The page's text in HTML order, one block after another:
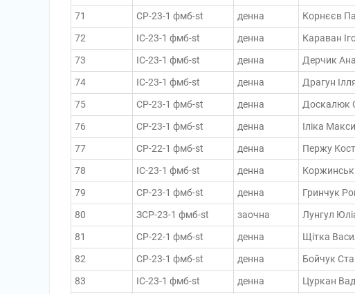
71
СР-23-1 фмб-st денна Корнєєв
72
ІС-23-1 фмб-st денна Караван
73
ІС-23-1 фмб-st денна Дерчик
74
ІС-23-1 фмб-st денна Драгун
75
СР-23-1 фмб-st денна Доскалюк
76
СР-23-1 фмб-st денна Іліка
77
СР-22-1 фмб-st денна Пержу
78
ІС-23-1 фмб-st денна
79
СР-23-1 фмб-st денна Гринчук
80
ЗСР-23-1 фмб-st заочна Лунгул
81
СР-22-1 фмб-st денна Щітка
82
СР-23-1 фмб-st денна Бойчук
83
ІС-23-1 фмб-st денна Цуркан